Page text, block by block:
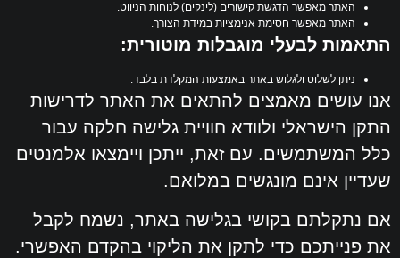
האתר מאפשר הדגשת קישורים (לינקים) לנוחות הניווט.
האתר מאפשר חסימת אנימציות במידת הצורך.
התאמות לבעלי מוגבלות מוטורית:
ניתן לשלוט ולגלוש באתר באמצעות המקלדת בלבד.
אנו עושים מאמצים להתאים את האתר לדרישות
התקן הישראלי ולוודא חוויית גלישה חלקה עבור
כלל המשתמשים. עם זאת, ייתכן ויימצאו אלמנטים
שעדיין אינם מונגשים במלואם.
אם נתקלתם בקושי בגלישה באתר, נשמח לקבל
את פנייתכם כדי לתקן את הליקוי בהקדם האפשרי.